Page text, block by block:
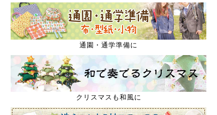
通園・通学準備に
クリスマスも和風に